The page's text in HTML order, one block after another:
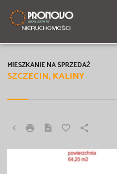
SZCZECIN, KALINY
MIESZKANIE NA SPRZEDAŻ